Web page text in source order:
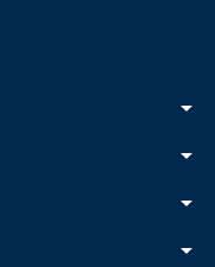
arrow_drop_down
arrow_drop_down
arrow_drop_down
arrow_drop_down